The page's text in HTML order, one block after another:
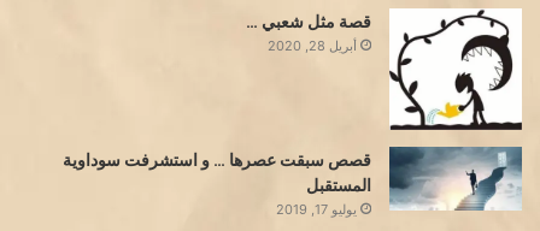
قصة مثل شعبي …
أبريل 28, 2020
قصص سبقت عصرها … و استشرفت سوداوية
المستقبل
يوليو 17, 2019